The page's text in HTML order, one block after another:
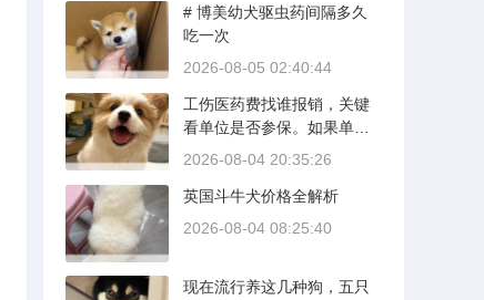
况和路况的双重陌生。磨合
期内，发动机转速控制在200
0到3000转之间，时速尽量
机的保守，而是活塞和气缸
壁需要时间完成精细贴合。
多数车型说明书里都写了前1
着做的司机不到三成。
# 博美幼犬驱虫药间隔多久
吃一次
2026-08-05 02:40:44
工伤医药费找谁报销，关键
看单位是否参保。如果单位
给你交了工伤保险，费用由
参保，那就由单位自己掏
钱。很多人受伤后一头雾
误治疗。这篇就把这事讲清
2026-08-04 20:35:26
英国斗牛犬价格全解析
2026-08-04 08:25:40
现在流行养这几种狗，五只